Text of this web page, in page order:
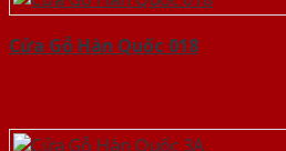
Cửa Gỗ Hàn Quốc 018